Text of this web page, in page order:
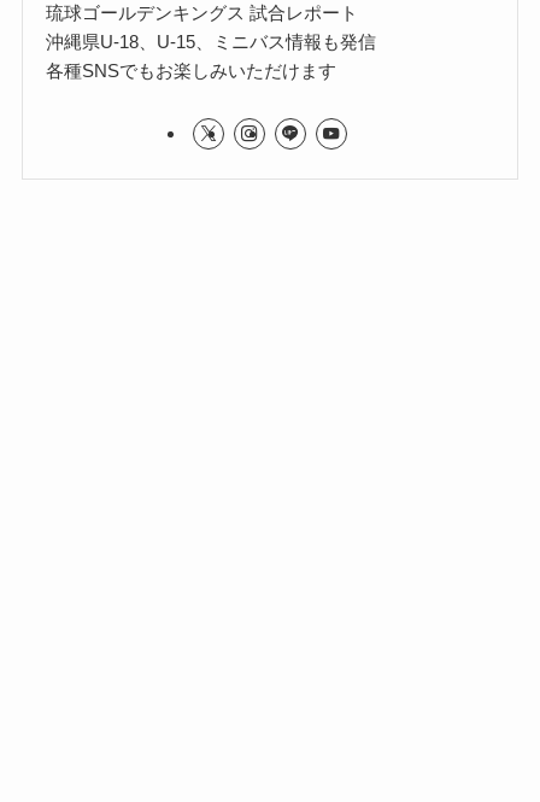
琉球ゴールデンキングス 試合レポート
沖縄県U-18、U-15、ミニバス情報も発信
各種SNSでもお楽しみいただけます